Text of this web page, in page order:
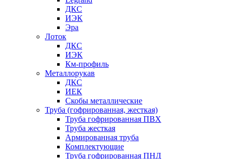
ДКС
ИЭК
Эра
Лоток
ДКС
ИЭК
Км-профиль
Металлорукав
ДКС
ИЕК
Скобы металлические
Труба (гофрированная, жесткая)
Труба гофрированная ПВХ
Труба жесткая
Армированная труба
Комплектующие
Труба гофрированная ПНД